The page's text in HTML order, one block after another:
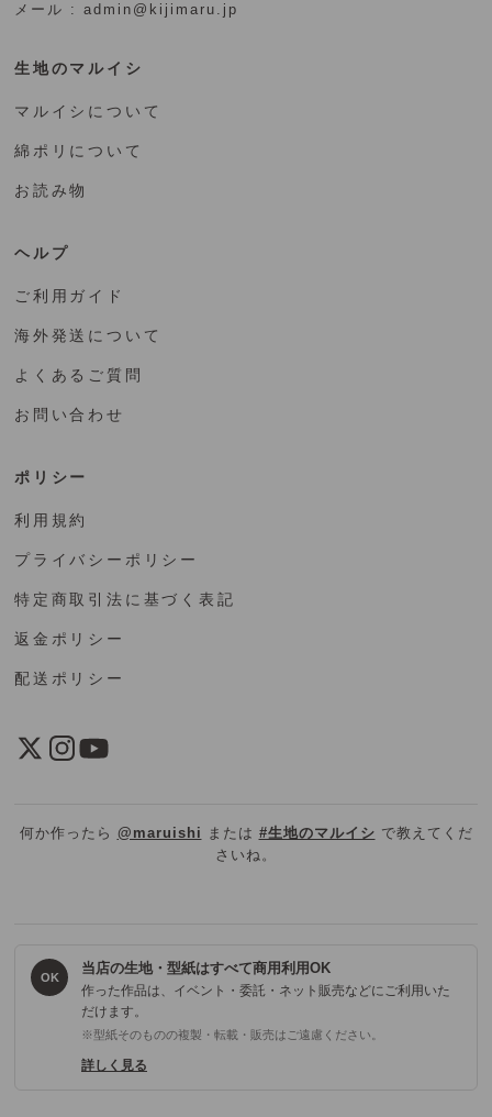
メール : admin@kijimaru.jp
生地のマルイシ
マルイシについて
綿ポリについて
お読み物
ヘルプ
ご利用ガイド
海外発送について
よくあるご質問
お問い合わせ
ポリシー
利用規約
プライバシーポリシー
特定商取引法に基づく表記
返金ポリシー
配送ポリシー
何か作ったら @maruishi または #生地のマルイシ で教えてくだ
さいね。
OK
当店の生地・型紙はすべて商用利用OK
作った作品は、イベント・委託・ネット販売などにご利用いた
だけます。
※型紙そのものの複製・転載・販売はご遠慮ください。
詳しく見る